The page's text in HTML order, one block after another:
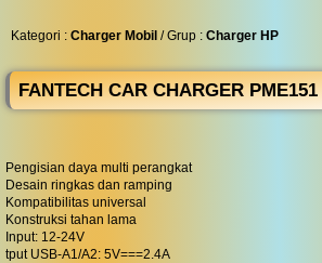
Kategori : Charger Mobil / Grup : Charger HP
FANTECH CAR CHARGER
Pengisian daya multi perangkat
Desain ringkas dan ramping
Kompatibilitas universal
Konstruksi tahan lama
Input: 12-24V
tput USB-A1/A2: 5V===2.4A